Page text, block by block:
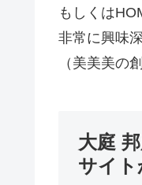
もしくは
非常に興味
（美美美の
大庭
サイト